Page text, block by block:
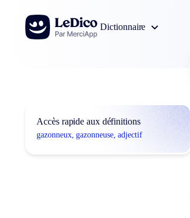
Aller au contenu
Dictionnaire
Accès rapide aux définitions
gazonneux, gazonneuse, adjectif